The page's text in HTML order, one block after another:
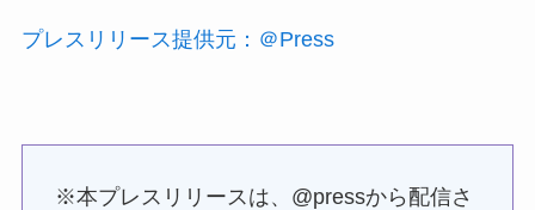
プレスリリース提供元：＠Press
※本プレスリリースは、@pressから配信さ